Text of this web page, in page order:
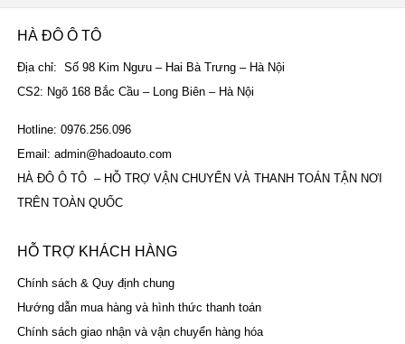
HÀ ĐÔ Ô TÔ
Địa chỉ: Số 98 Kim Ngưu – Hai Bà Trưng – Hà Nội
CS2: Ngõ 168 Bắc Cầu – Long Biên – Hà Nội
Hotline: 0976.256.096
Email: admin@hadoauto.com
HÀ ĐÔ Ô TÔ – HỖ TRỢ VẬN CHUYỂN VÀ THANH TOÁN TẬN NƠI
TRÊN TOÀN QUỐC
HỖ TRỢ KHÁCH HÀNG
Chính sách & Quy định chung
Hướng dẫn mua hàng và hình thức thanh toán
Chính sách giao nhận và vận chuyển hàng hóa